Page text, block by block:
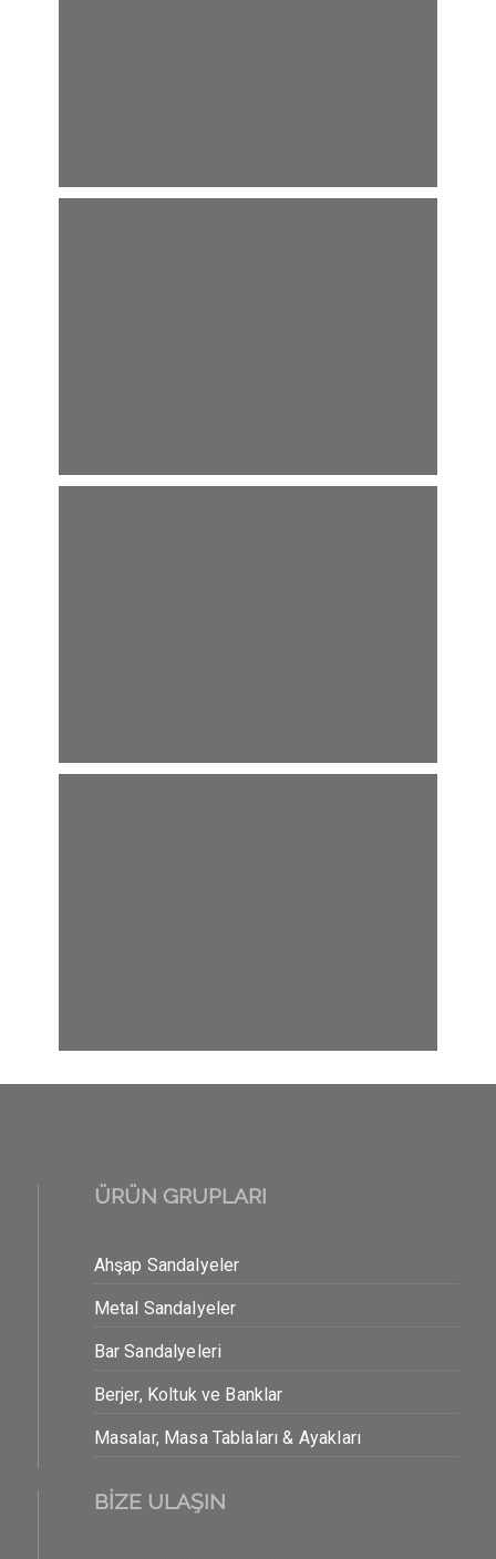
ÜRÜN GRUPLARI
Ahşap Sandalyeler
Metal Sandalyeler
Bar Sandalyeleri
Berjer, Koltuk ve Banklar
Masalar, Masa Tablaları & Ayakları
BİZE ULAŞIN